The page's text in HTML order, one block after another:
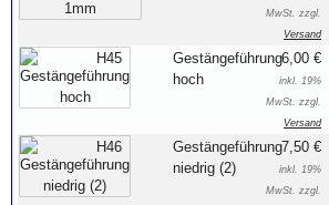
MwSt. zzgl.
Versand
H45
Gestängeführung
hoch
6,00 €
inkl. 19%
MwSt. zzgl.
Versand
H46
Gestängeführung
niedrig (2)
7,50 €
inkl. 19%
MwSt. zzgl.